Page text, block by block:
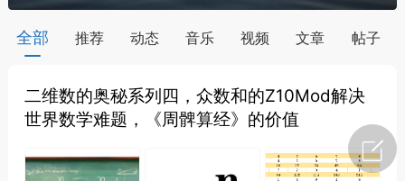
节气气象 问答
全部 推荐 动态 音乐 视频 文章 帖子
二维数的奥秘系列四，众数和的Z10Mod解决
世界数学难题，《周髀算经》的价值